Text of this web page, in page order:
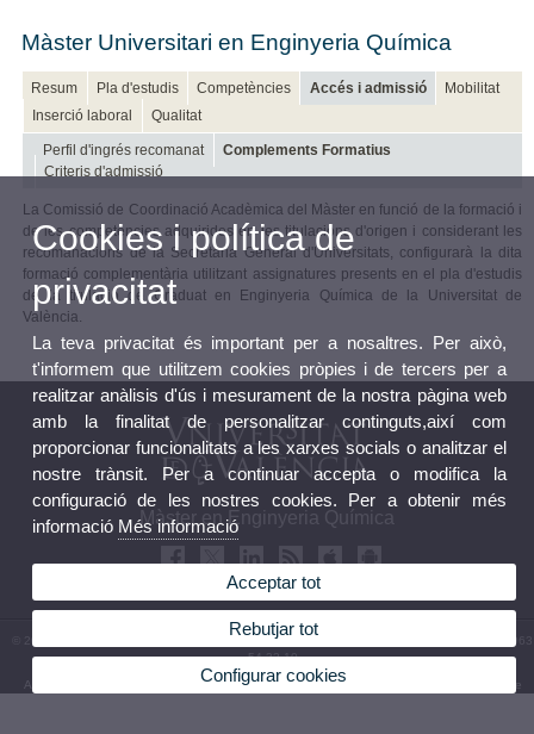
Màster Universitari en Enginyeria Química
Resum Pla d'estudis Competències Accés i admissió
Mobilitat
Inserció laboral
Qualitat
Perfil d'ingrés recomanat
Complements Formatius
Criteris d'admissió
La Comissió de Coordinació Acadèmica del Màster en funció de la formació i
de les competències adquirides en les titulacions d'origen i considerant les
recomanacions de la Secretaria General d'Universitats, configurarà la dita
formació complementària utilitzant assignatures presents en el pla d'estudis
de la titulació de Graduat en Enginyeria Química de la Universitat de
València.
Màster en Enginyeria Química
© 2026 UV. - Avinguda de la Universitat s/n 46100 Burjassot. València. Espanya. Tel (+34) 963
54 32 10
Avís legal Política privacitat|Cookies|Transparència Bústia de Contacte
Cookies i política de
privacitat
La teva privacitat és important per a nosaltres. Per això,
t'informem que utilitzem cookies pròpies i de tercers per a
realitzar anàlisis d'ús i mesurament de la nostra pàgina web
amb la finalitat de personalitzar continguts,així com
proporcionar funcionalitats a les xarxes socials o analitzar el
nostre trànsit. Per a continuar accepta o modifica la
configuració de les nostres cookies. Per a obtenir més
informació Més informació
Acceptar tot
Rebutjar tot
Configurar cookies